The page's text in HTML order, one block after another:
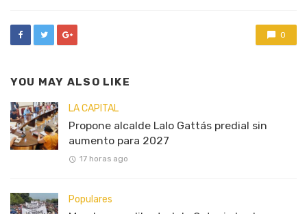
0
YOU MAY ALSO LIKE
LA CAPITAL
Propone alcalde Lalo Gattás predial sin
aumento para 2027
17 horas ago
Populares